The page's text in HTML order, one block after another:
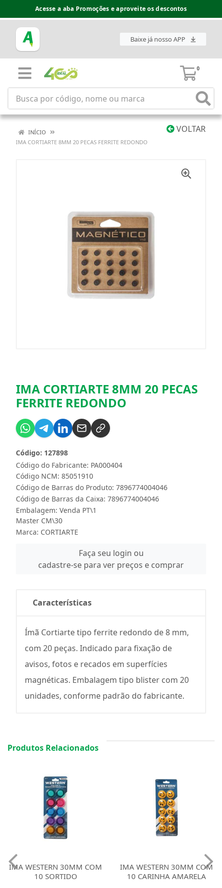
Acesse a aba Promoções e aproveite os descontos
Baixe já nosso APP
0
VOLTAR
INÍCIO
IMA CORTIARTE 8MM 20 PECAS FERRITE REDONDO
IMA CORTIARTE 8MM 20 PECAS
FERRITE REDONDO
Código do Fabricante: PA000404
Código: 127898
Código NCM: 85051910
Código de Barras do Produto: 7896774004046
Código de Barras da Caixa: 7896774004046
Embalagem: Venda PT\1
Master CM\30
Marca: CORTIARTE
Faça seu login ou
cadastre-se para ver preços e comprar
Características
Ímã Cortiarte tipo ferrite redondo de 8 mm,
com 20 peças. Indicado para fixação de
avisos, fotos e recados em superfícies
magnéticas. Embalagem tipo blister com 20
unidades, conforme padrão do fabricante.
Produtos Relacionados
IMA WESTERN 30MM COM
10 SORTIDO
IMA WESTERN 30MM COM
10 CARINHA AMARELA